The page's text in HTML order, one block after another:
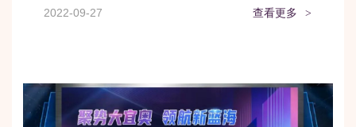
2022-09-27 查看更多 >